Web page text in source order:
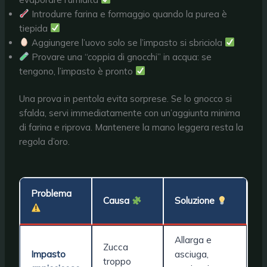
Introdurre farina e formaggio quando la purea è
tiepida
Aggiungere l’uovo solo se l’impasto si sbriciola
Provare una “coppia di gnocchi” in acqua: se
tengono, l’impasto è pronto
Una prova in pentola evita sorprese. Se lo gnocco si
sfalda, servi immediatamente con un’aggiunta minima
di farina e riprova. Mantenere la mano leggera resta la
regola d’oro.
Problema
Causa Soluzione
Impasto
Zucca
troppo
Allarga e
asciuga,